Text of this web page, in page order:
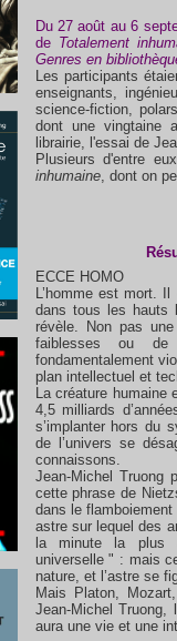
Du 27 août au 6
de Totalement
Genres en
Les participants
enseignants,
science-fiction,
dont une vingtaine
librairie, l'essai de
Plusieurs d'entre
inhumaine, dont on
ECCE HOMO
L’homme est mort.
dans tous les hauts
révèle. Non pas
faiblesses ou
fondamentalement
plan intellectuel et
La créature humaine
4,5 milliards
s’implanter hors du
de l’univers se
connaissons.
Jean-Michel Truong
cette phrase de
dans le
astre sur lequel des
la minute la plus
universelle " : mais
nature, et l’astre se
Mais Platon,
Jean-Michel Truong,
aura une vie et une